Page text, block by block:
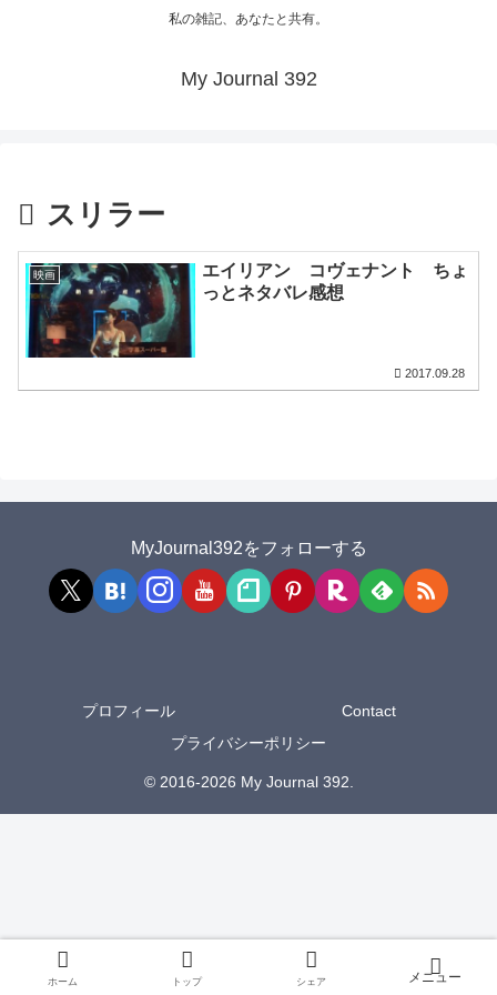
私の雑記、あなたと共有。
My Journal 392
スリラー
映画
エイリアン コヴェナント ちょ
っとネタバレ感想
2017.09.28
MyJournal392をフォローする
プロフィール
Contact
プライバシーポリシー
© 2016-2026 My Journal 392.
ホーム トップ シェア